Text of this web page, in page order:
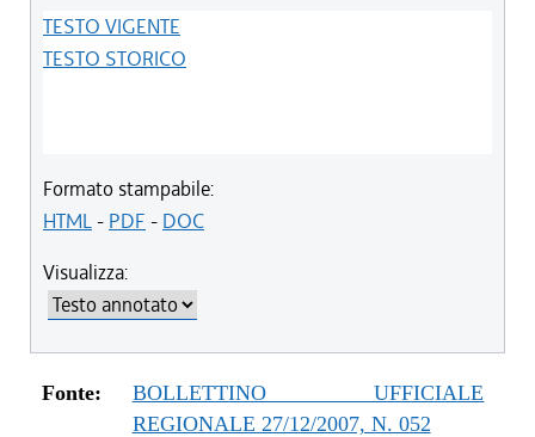
TESTO VIGENTE
TESTO STORICO
Formato stampabile:
HTML- PDF - DOC
Visualizza:
Fonte:
BOLLETTINO UFFICIALE
REGIONALE 27/12/2007, N. 052